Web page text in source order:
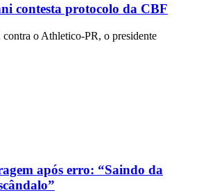
contesta protocolo da CBF
o Athletico-PR, o presidente
após erro: “Saindo da